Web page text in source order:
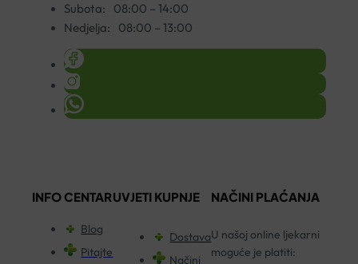
Subota:
08:00 – 14:00
Nedjelja:
08:00 – 13:00
INFO CENTAR
Blog
Pitajte
UVJETI KUPNJE
Dostava
Načini
NAČINI PLAĆANJA
U našoj online ljekarni
moguće je platiti: